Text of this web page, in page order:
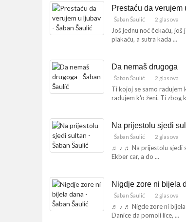
Prestaću da verujem
Šaban Šaulić 2 glasova
Još jednu noć čekaću, još
plakaću, a sutra kada ...
Da nemaš drugoga
Šaban Šaulić 2 glasova
Ti kojoj se samo radujem
radujem k'o ženi. Ti zbog
Na prijestolu sjedi
Šaban Šaulić 2 glasova
♬ ♪ ♬ Na prijestolu sjedi
Ekber car, a do ...
Nigdje zore ni bijela
Šaban Šaulić 2 glasova
♬ ♪ ♬ Nigde zore ni bijela
Danice da pomoli lice, ...